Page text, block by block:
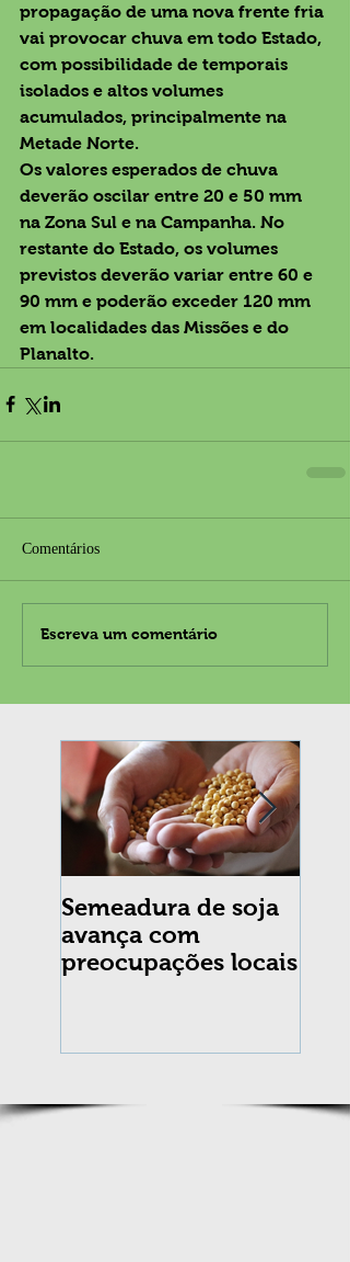
Semeadura de soja
avança com
preocupações locais
propagação de uma nova frente fria
vai provocar chuva em todo Estado,
com possibilidade de temporais
isolados e altos volumes
acumulados, principalmente na
Metade Norte.
Os valores esperados de chuva
deverão oscilar entre 20 e 50 mm
na Zona Sul e na Campanha. No
restante do Estado, os volumes
previstos deverão variar entre 60 e
90 mm e poderão exceder 120 mm
em localidades das Missões e do
Planalto.
Comentários
Escreva um comentário